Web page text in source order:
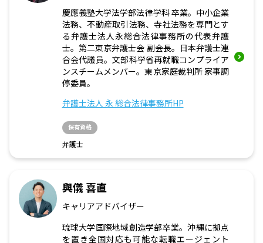
慶應義塾大学法学部法律学科 卒業。中小企業
法務、不動産取引法務、寺社法務を専門とす
る弁護士法人永総合法律事務所の代表弁護
士。第二東京弁護士会 副会長。日本弁護士連
合会代議員。文部科学省再就職コンプライア
ンスチームメンバー。東京家庭裁判所 家事調
停委員。
弁護士法人 永 総合法律事務所HP
保有資格
弁護士
與儀 喜直
キャリアアドバイザー
琉球大学国際地域創造学部卒業。沖縄に拠点
を置き全国対応も可能な転職エージェント